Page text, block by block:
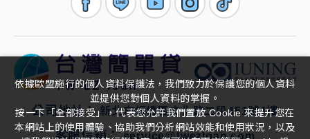
公司地址： 新北市板橋區文化路二段451號4樓
客服信箱： service@twezloan.com
依據歐盟施行的個人資料保護法，我們致力於保護您的個人資料
並提供您對個人資料的掌握。
按一下「全部接受」，代表您允許我們置放 Cookie 來提升您在
本網站上的使用體驗、協助我們分析網站效能和使用狀況，以及